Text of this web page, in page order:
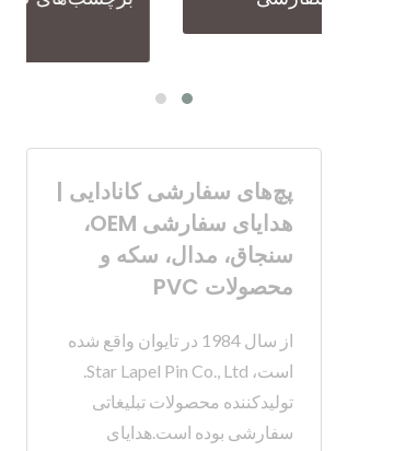
پچ‌های سفارشی کانادایی |
هدایای سفارشی OEM،
سنجاق، مدال، سکه و
محصولات PVC
از سال 1984 در تایوان واقع شده
است، Star Lapel Pin Co., Ltd.
تولیدکننده محصولات تبلیغاتی
سفارشی بوده است.هدایای